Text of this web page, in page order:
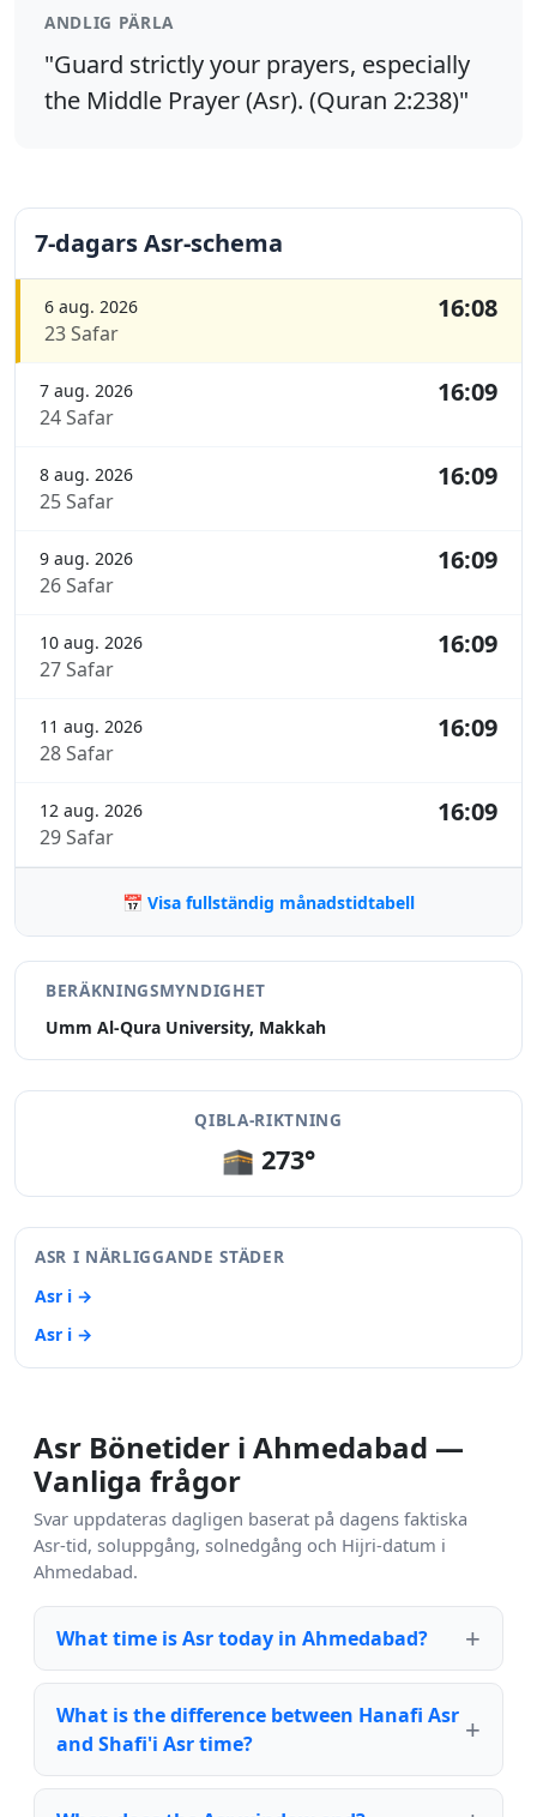
ANDLIG PÄRLA
"Guard strictly your prayers, especially
the Middle Prayer (Asr). (Quran 2:238)"
7-dagars Asr-schema
6 aug. 2026
23 Safar
16:08
7 aug. 2026
24 Safar
16:09
8 aug. 2026
25 Safar
16:09
9 aug. 2026
26 Safar
16:09
10 aug. 2026
27 Safar
16:09
11 aug. 2026
28 Safar
16:09
12 aug. 2026
29 Safar
16:09
📅 Visa fullständig månadstidtabell
BERÄKNINGSMYNDIGHET
Umm Al-Qura University, Makkah
QIBLA-RIKTNING
🕋 273°
ASR I NÄRLIGGANDE STÄDER
Asr i →
Asr i →
Asr Bönetider i Ahmedabad —
Vanliga frågor
Svar uppdateras dagligen baserat på dagens faktiska
Asr-tid, soluppgång, solnedgång och Hijri-datum i
Ahmedabad.
What time is Asr today in Ahmedabad?
What is the difference between Hanafi Asr
and Shafi'i Asr time?